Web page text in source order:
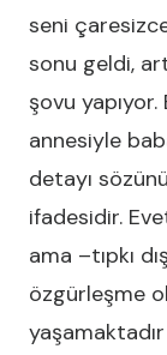
seni
sonu geldi,
şovu
annesiyle
detayı
ifadesidir.
ama –tıpkı
özgürleşme